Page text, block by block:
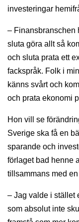
investeringar
– Finansbranschen
sluta göra allt så
och sluta prata ett
fackspråk. Folk i
känns svårt och
och prata ekonomi
Hon vill se
Sverige ska få en
sparande och
förlaget bad henne
tillsammans med
– Jag valde i stället
som absolut inte